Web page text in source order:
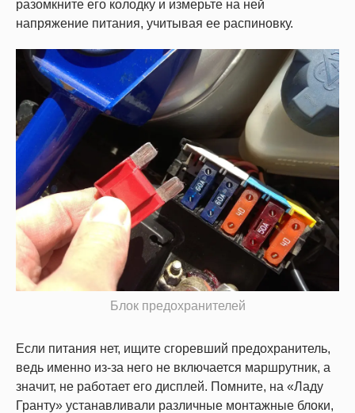
разомкните его колодку и измерьте на ней
напряжение питания, учитывая ее распиновку.
Блок предохранителей
Если питания нет, ищите сгоревший предохранитель,
ведь именно из-за него не включается маршрутник, а
значит, не работает его дисплей. Помните, на «Ладу
Гранту» устанавливали различные монтажные блоки,